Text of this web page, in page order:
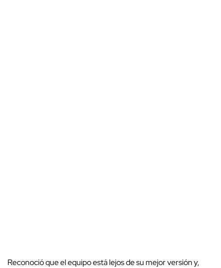
Reconoció que el equipo está lejos de su mejor versióny,